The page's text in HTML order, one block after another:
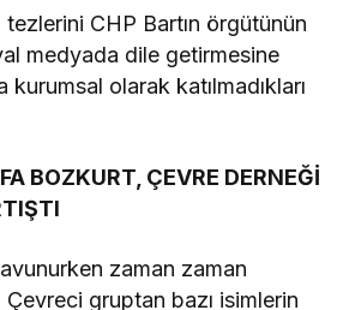
tezlerini CHP Bartın örgütünün
medyada dile getirmesine
kurumsal olarak katılmadıkları
BOZKURT, ÇEVRE DERNEĞİ
zaman zaman
gruptan bazı isimlerin